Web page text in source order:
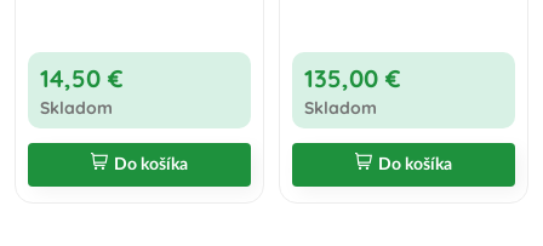
14,50 €
Skladom
Do košíka
135,00 €
Skladom
Do košíka